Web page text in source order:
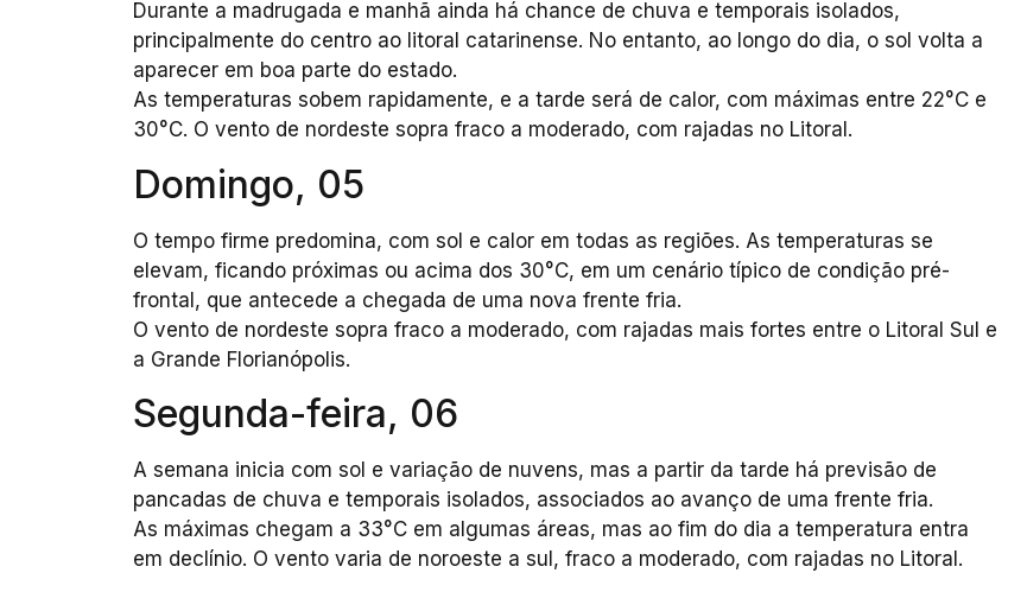
Durante a madrugada e manhã ainda há chance de chuva e temporais isolados,
principalmente do centro ao litoral catarinense. No entanto, ao longo do dia, o sol volta a
aparecer em boa parte do estado.
As temperaturas sobem rapidamente, e a tarde será de calor, com máximas entre 22°C e
30°C. O vento de nordeste sopra fraco a moderado, com rajadas no Litoral.
Domingo, 05
O tempo firme predomina, com sol e calor em todas as regiões. As temperaturas se
elevam, ficando próximas ou acima dos 30°C, em um cenário típico de condição pré-
frontal, que antecede a chegada de uma nova frente fria.
O vento de nordeste sopra fraco a moderado, com rajadas mais fortes entre o Litoral Sul e
a Grande Florianópolis.
Segunda-feira, 06
A semana inicia com sol e variação de nuvens, mas a partir da tarde há previsão de
pancadas de chuva e temporais isolados, associados ao avanço de uma frente fria.
As máximas chegam a 33°C em algumas áreas, mas ao fim do dia a temperatura entra
em declínio. O vento varia de noroeste a sul, fraco a moderado, com rajadas no Litoral.